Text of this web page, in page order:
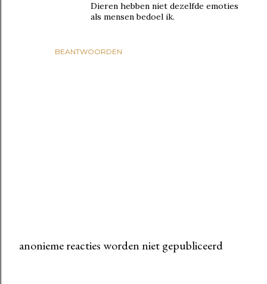
BEANTWOORDEN
Dieren hebben niet dezelfde emoties
als mensen bedoel ik.
anonieme reacties worden niet gepubliceerd